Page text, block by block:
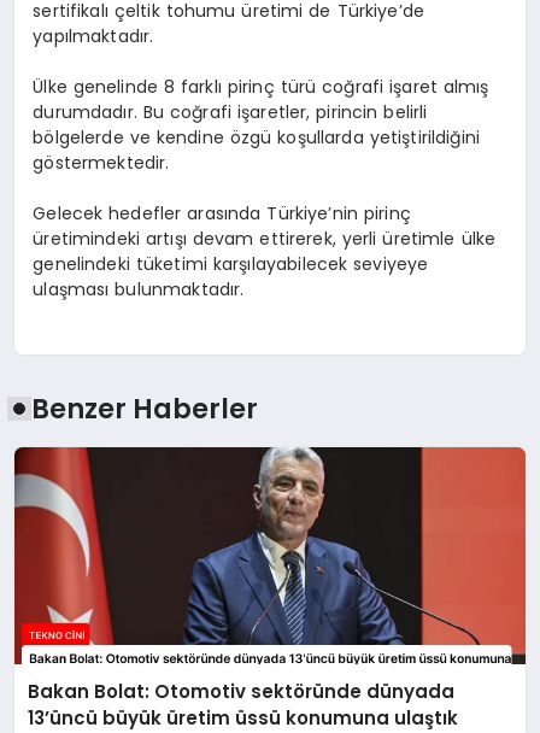
sertifikalı çeltik tohumu üretimi de Türkiye’de
yapılmaktadır.
Ülke genelinde 8 farklı pirinç türü coğrafi işaret almış
durumdadır. Bu coğrafi işaretler, pirincin belirli
bölgelerde ve kendine özgü koşullarda yetiştirildiğini
göstermektedir.
Gelecek hedefler arasında Türkiye’nin pirinç
üretimindeki artışı devam ettirerek, yerli üretimle ülke
genelindeki tüketimi karşılayabilecek seviyeye
ulaşması bulunmaktadır.
Benzer Haberler
Bakan Bolat: Otomotiv sektöründe dünyada
13’üncü büyük üretim üssü konumuna ulaştık